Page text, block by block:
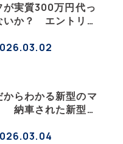
が実質300万円代っ
いか？ エントリー
」の中身を詳細
た
からわかる新型のマ
納車された新型を
と細部まで比べて
沼にはまった大学